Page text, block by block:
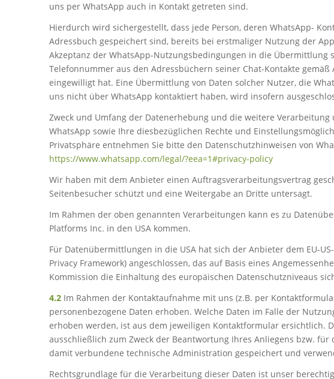
uns per WhatsApp auch in Kontakt getreten sind.
Hierdurch wird sichergestellt, dass jede Person, deren WhatsApp-
Adressbuch gespeichert sind, bereits bei erstmaliger Nutzung der
Akzeptanz der WhatsApp-Nutzungsbedingungen in die Übermittlung
Telefonnummer aus den Adressbüchern seiner Chat-Kontakte gemäß
eingewilligt hat. Eine Übermittlung von Daten solcher Nutzer, die
uns nicht über WhatsApp kontaktiert haben, wird insofern
Zweck und Umfang der Datenerhebung und die weitere
WhatsApp sowie Ihre diesbezüglichen Rechte und
Privatsphäre entnehmen Sie bitte den Datenschutzhinweisen von
https://www.whatsapp.com/legal/?eea=1#privacy-policy
Wir haben mit dem Anbieter einen Auftragsverarbeitungsvertrag
Seitenbesucher schützt und eine Weitergabe an Dritte untersagt.
Im Rahmen der oben genannten Verarbeitungen kann es zu
Platforms Inc. in den USA kommen.
Für Datenübermittlungen in die USA hat sich der Anbieter dem EU-
Privacy Framework) angeschlossen, das auf Basis eines
Kommission die Einhaltung des europäischen Datenschutzniveaus
4.2Im Rahmen der Kontaktaufnahme mit uns (z.B. per
personenbezogene Daten erhoben. Welche Daten im Falle der
erhoben werden, ist aus dem jeweiligen Kontaktformular ersichtlich.
ausschließlich zum Zweck der Beantwortung Ihres Anliegens bzw.
damit verbundene technische Administration gespeichert und
Rechtsgrundlage für die Verarbeitung dieser Daten ist unser